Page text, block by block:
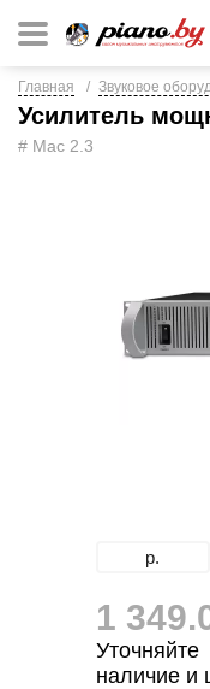
Главная Звуковое
Усилитель
# Mac 2.3
р.
1
Уточняйте
наличие и